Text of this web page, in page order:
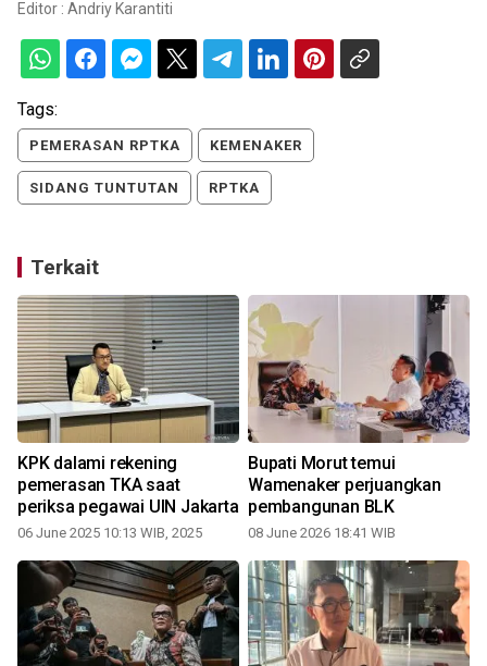
Editor : Andriy Karantiti
Tags:
PEMERASAN RPTKA KEMENAKER
SIDANG TUNTUTAN RPTKA
Terkait
KPK dalami rekening
pemerasan TKA saat
periksa pegawai UIN Jakarta
06 June 2025 10:13 WIB, 2025
Bupati Morut temui
Wamenaker perjuangkan
pembangunan BLK
08 June 2026 18:41 WIB